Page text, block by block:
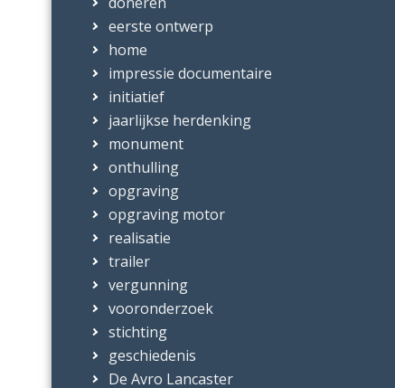
eerste ontwerp
home
impressie documentaire
initiatief
jaarlijkse herdenking
monument
onthulling
opgraving
opgraving motor
realisatie
trailer
vergunning
vooronderzoek
stichting
geschiedenis
De Avro Lancaster